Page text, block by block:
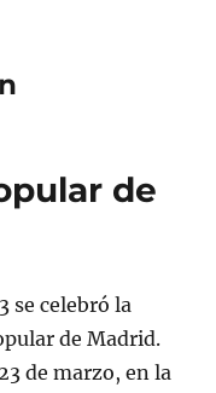
de
se celebró la
de Madrid.
de marzo, en la